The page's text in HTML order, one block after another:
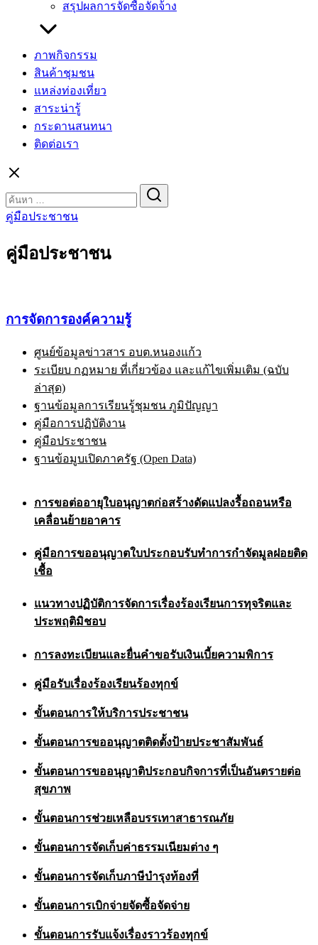
สรุปผลการจัดซื้อจัดจ้าง
ภาพกิจกรรม
สินค้าชุมชน
แหล่งท่องเที่ยว
สาระน่ารู้
กระดานสนทนา
ติดต่อเรา
for:
คู่มือประชาชน
คู่มือประชาชน
การจัดการองค์ความรู้
ศูนย์ข้อมูลข่าวสาร อบต.หนองแก้ว
ระเบียบ กฏหมาย ที่เกี่ยวข้อง และแก้ไขเพิ่มเติม (ฉบับ
ล่าสุด)
ฐานข้อมูลการเรียนรู้ชุมชน ภูมิปัญญา
คู่มือการปฏิบัติงาน
คู่มือประชาชน
ฐานข้อมูบเปิดภาครัฐ (Open Data)
การขอต่ออายุใบอนุญาตก่อสร้างดัดแปลงรื้อถอนหรือ
เคลื่อนย้ายอาคาร
คู่มือการขออนุญาตใบประกอบรับทำการกำจัดมูลฝอยติด
เชื้อ
แนวทางปฏิบัติการจัดการเรื่องร้องเรียนการทุจริตและ
ประพฤติมิชอบ
การลงทะเบียนและยื่นคำขอรับเงินเบี้ยความพิการ
คู่มือรับเรื่องร้องเรียนร้องทุกข์
ขั้นตอนการให้บริการประชาชน
ขั้นตอนการขออนุญาตติดตั้งป้ายประชาสัมพันธ์
ขั้นตอนการขออนุญาติประกอบกิจการที่เป็นอันตรายต่อ
สุขภาพ
ขั้นตอนการช่วยเหลือบรรเทาสาธารณภัย
ขั้นตอนการจัดเก็บค่าธรรมเนียมต่าง ๆ
ขั้นตอนการจัดเก็บภาษีบำรุงท้องที่
ขั้นตอนการเบิกจ่ายจัดซื้อจัดจ่าย
ขั้นตอนการรับแจ้งเรื่องราวร้องทุกข์